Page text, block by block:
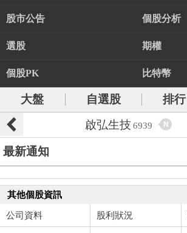
股市公告 個股分析
選股 期權
個股PK 比特幣
大盤 自選股 排行
啟弘生技 6939 N
最新通知
其他個股資訊
公司資料 股利狀況